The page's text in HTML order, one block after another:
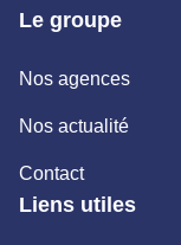
Le groupe
Nos agences
Nos actualité
Contact
Liens utiles